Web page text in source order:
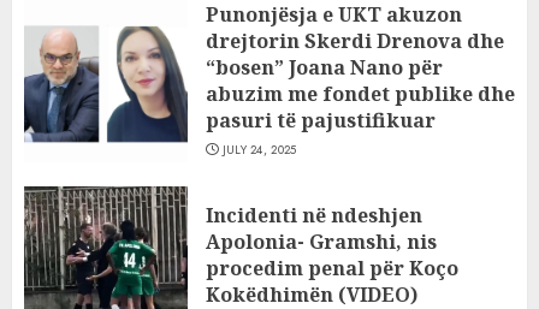
Punonjësja e UKT akuzon
drejtorin Skerdi Drenova dhe
“bosen” Joana Nano për
abuzim me fondet publike dhe
pasuri të pajustifikuar
JULY 24, 2025
Incidenti në ndeshjen
Apolonia- Gramshi, nis
procedim penal për Koço
Kokëdhimën (VIDEO)